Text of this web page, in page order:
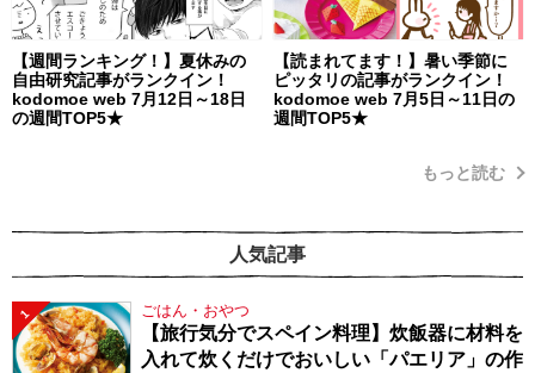
【週間ランキング！】夏休みの
自由研究記事がランクイン！
kodomoe web 7月12日～18日
の週間TOP5★
【読まれてます！】暑い季節に
ピッタリの記事がランクイン！
kodomoe web 7月5日～11日の
週間TOP5★
もっと読む
人気記事
1 ごはん・おやつ
【旅行気分でスペイン料理】炊飯器に材料を
入れて炊くだけでおいしい「パエリア」の作